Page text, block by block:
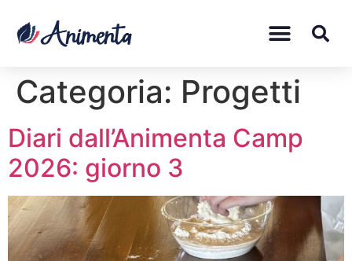
Categoria: Progetti
Diari dall’Animenta Camp
2026: giorno 3